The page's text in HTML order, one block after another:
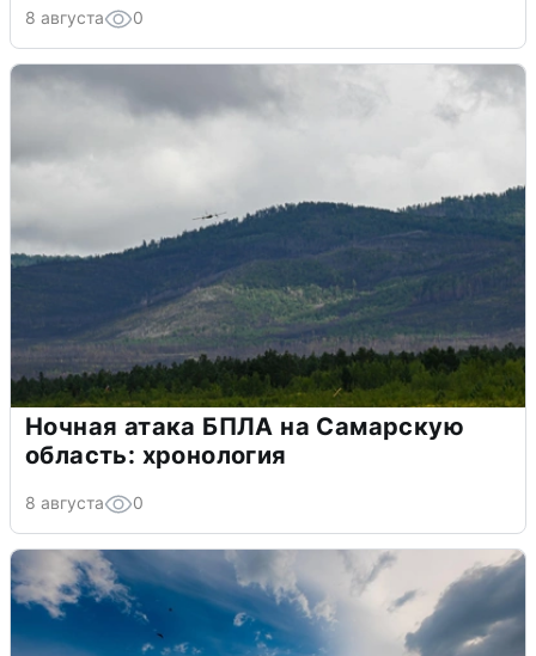
8 августа 0
Ночная атака БПЛА на Самарскую
область: хронология
8 августа 0